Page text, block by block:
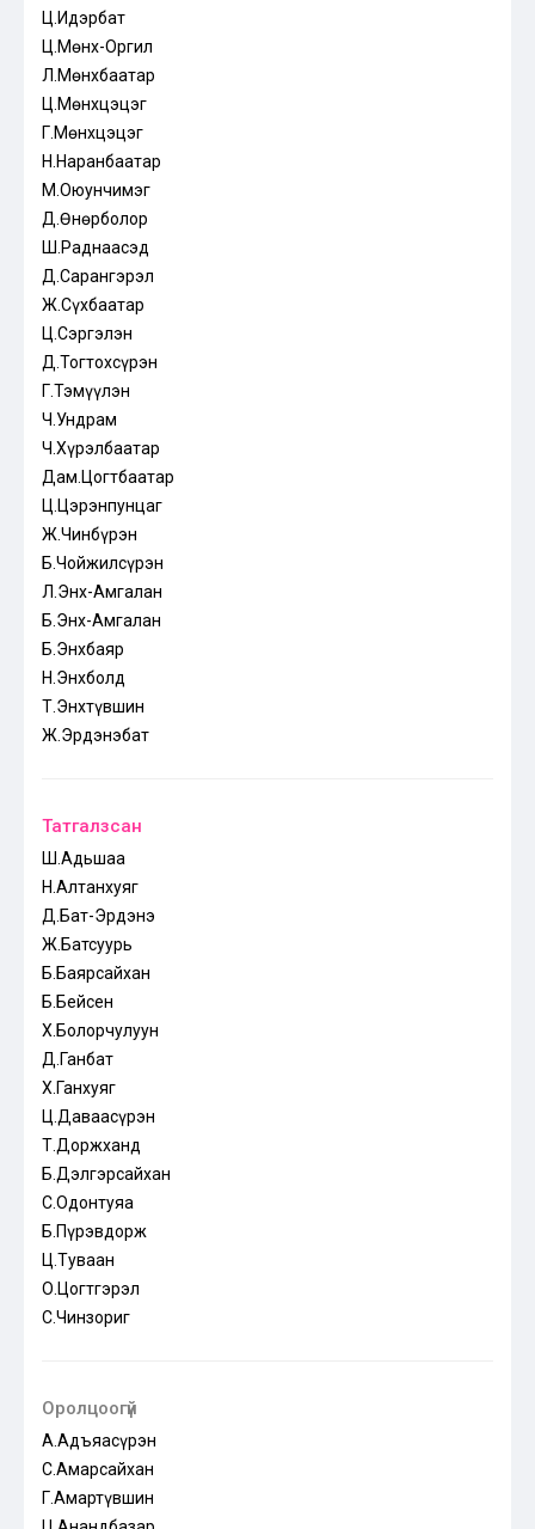
Ц.Идэрбат
Ц.Мөнх-Оргил
Л.Мөнхбаатар
Ц.Мөнхцэцэг
Г.Мөнхцэцэг
Н.Наранбаатар
М.Оюунчимэг
Д.Өнөрболор
Ш.Раднаасэд
Д.Сарангэрэл
Ж.Сүхбаатар
Ц.Сэргэлэн
Д.Тогтохсүрэн
Г.Тэмүүлэн
Ч.Ундрам
Ч.Хүрэлбаатар
Дам.Цогтбаатар
Ц.Цэрэнпунцаг
Ж.Чинбүрэн
Б.Чойжилсүрэн
Л.Энх-Амгалан
Б.Энх-Амгалан
Б.Энхбаяр
Н.Энхболд
Т.Энхтүвшин
Ж.Эрдэнэбат
Татгалзсан
Ш.Адьшаа
Н.Алтанхуяг
Д.Бат-Эрдэнэ
Ж.Батсуурь
Б.Баярсайхан
Б.Бейсен
Х.Болорчулуун
Д.Ганбат
Х.Ганхуяг
Ц.Даваасүрэн
Т.Доржханд
Б.Дэлгэрсайхан
С.Одонтуяа
Б.Пүрэвдорж
Ц.Туваан
О.Цогтгэрэл
С.Чинзориг
Оролцоогүй
А.Адъяасүрэн
С.Амарсайхан
Г.Амартүвшин